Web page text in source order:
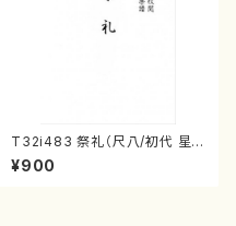
T32i483 祭礼（尺八/初代 星
田一山/楽譜）都山流公刊楽譜曲
番:2191
¥900